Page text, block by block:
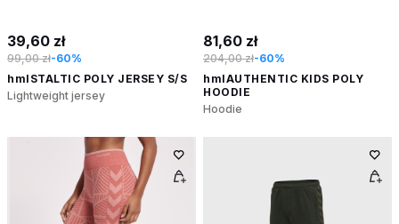
39,60 zł
99,00 zł-60%
hmlSTALTIC POLY JERSEY S/S
Lightweight jersey
81,60 zł
204,00 zł-60%
hmlAUTHENTIC KIDS POLY
HOODIE
Hoodie